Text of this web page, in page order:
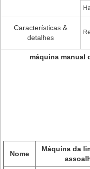
Características &
detalhes
máquina manual
Nome
Máquina da